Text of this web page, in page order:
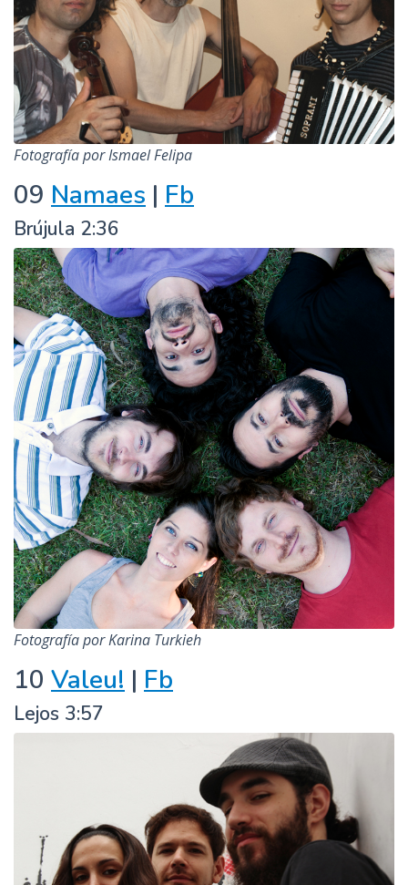
Fotografía por Ismael Felipa
09 Namaes | Fb
Brújula 2:36
Fotografía por Karina Turkieh
10 Valeu! | Fb
Lejos 3:57